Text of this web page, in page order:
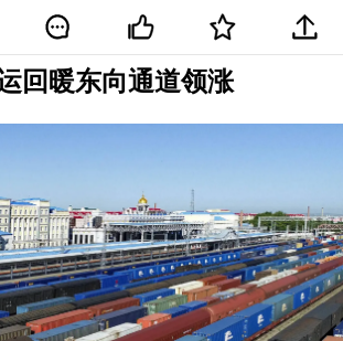
回暖东向通道领涨